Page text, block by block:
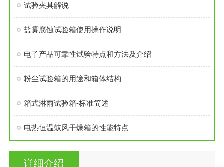
试验夹具解说
盐雾腐蚀试验箱使用操作说明
电子产品可靠性试验特点和方法及介绍
粉尘试验箱的用途和箱体结构
箱式淋雨试验箱-标准简述
电热恒温鼓风干燥箱的性能特点
详细介绍